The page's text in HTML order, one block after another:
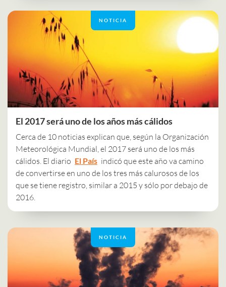
NOTICIA
El 2017 será uno de los años más cálidos
Cerca de 10 noticias explican que, según la Organización
Meteorológica Mundial, el 2017 será uno de los más
cálidos. El diario El País indicó que este año va camino
de convertirse en uno de los tres más calurosos de los
que se tiene registro, similar a 2015 y sólo por debajo de
2016.
NOTICIA